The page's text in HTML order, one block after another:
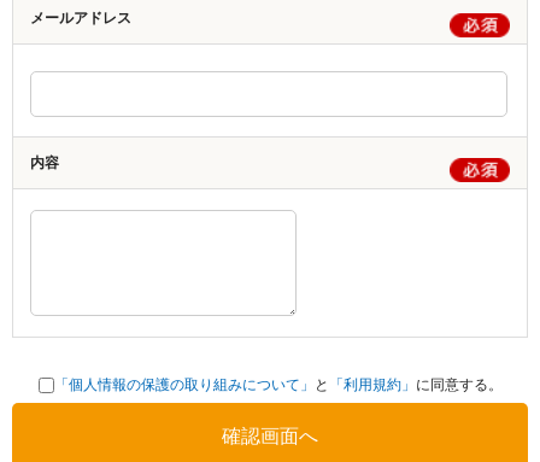
メールアドレス
内容
「個人情報の保護の取り組みについて」 と 「利用規約」 に同意する。